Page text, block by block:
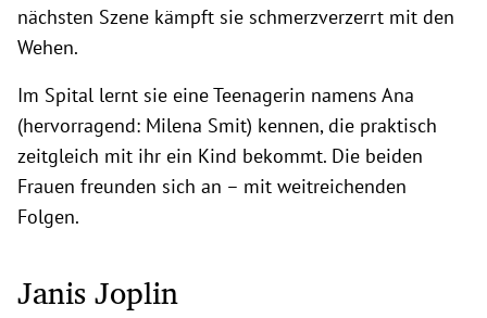
nächsten Szene kämpft sie schmerzverzerrt mit den
Wehen.
Im Spital lernt sie eine Teenagerin namens Ana
(hervorragend: Milena Smit) kennen, die praktisch
zeitgleich mit ihr ein Kind bekommt. Die beiden
Frauen freunden sich an – mit weitreichenden
Folgen.
Janis Joplin